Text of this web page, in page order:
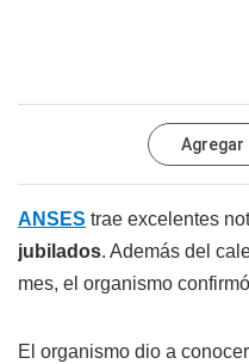
Agregar
ANSES trae excelentes
jubilados. Además del
mes, el organismo
El organismo dio a